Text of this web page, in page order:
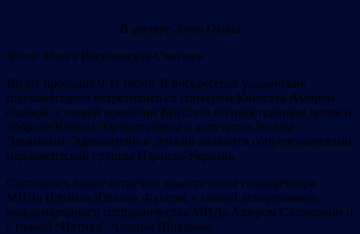
В центре Амир Охана
Фото: Ольга Василевская-Смаглюк
Визит проходит 9-11 июня. В воскресенье украинские
парламентарии встретились со спикером Кнессета Амиром
Оханой, с главой комиссии Кнессета по иностранным делам и
обороне Юлием Эдельштейном и депутатом Зеэвом
Элькиным. Эдельштейн и Элькин являются сопредседателями
парламентской группы Израиль-Украина.
Состоялись также встречи с заместителем гендиректора
МИДа Израиля Ювалем Фуксом, с главой департамента
международного сотрудничества МИДа Ашером Саломоном и
с главой “Натива” Алоном Шохамом.